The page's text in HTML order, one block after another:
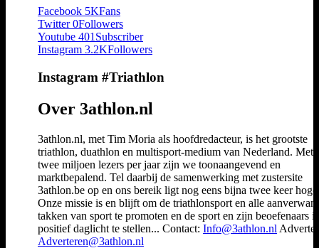
Facebook 5KFans
Twitter 0Followers
Youtube 401 Subscriber
Instagram 3.2KFollowers
Instagram #Triathlon
Over 3athlon.nl
3athlon.nl, met Tim Moria als hoofdredacteur, is het grootste
triathlon, duathlon en multisport-medium van Nederland. Met
twee miljoen lezers per jaar zijn we toonaangevend en
marktbepalend. Tel daarbij de samenwerking met zustersite
3athlon.be op en ons bereik ligt nog eens bijna twee keer
Onze missie is en blijft om de triathlonsport en alle
takken van sport te promoten en de sport en zijn beoefenaars
positief daglicht te stellen... Contact: Info@3athlon.nl
Adverteren@3athlon.nl